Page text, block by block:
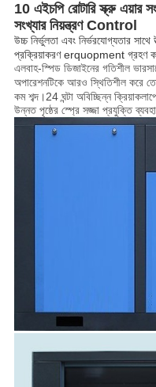
10 এইচপি রোটারি স্ক্রু
সংখ্যার নিয়ন্ত্রণ Control
উচ্চ নির্ভুলতা এবং নির্ভরযোগ্যতার
প্রক্রিয়াকরণ erquopment গ্রহণ
এলবাহ-স্পিড ডিজাইনের গতিশীল
অপারেশনটিকে আরও স্থিতিশীল করে
কম শব্দ।24 ঘন্টা অবিচ্ছিন্ন
উন্নত পৃষ্ঠের স্প্রে সজ্জা প্রযুক্তি